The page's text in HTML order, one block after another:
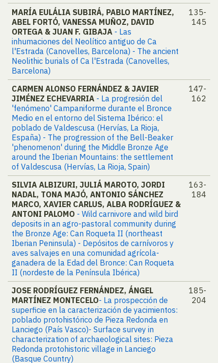
MARÍA EULÁLIA SUBIRÁ, PABLO MARTÍNEZ,
ABEL FORTÓ, VANESSA MUÑOZ, DAVID
ORTEGA & JUAN F. GIBAJA - Las
inhumaciones del Neolítico antiguo de Ca
l'Estrada (Canovelles, Barcelona) - The ancient
Neolithic burials of Ca l'Estrada (Canovelles,
Barcelona)
135-
145
CARMEN ALONSO FERNÁNDEZ & JAVIER
JIMÉNEZ ECHEVARRIA - La progresión del
'fenómeno' Campaniforme durante el Bronce
Medio en el entorno del Sistema Ibérico: el
poblado de Valdescusa (Hervías, La Rioja,
España) - The progression of the Bell-Beaker
'phenomenon' during the Middle Bronze Age
around the Iberian Mountains: the settlement
of Valdescusa (Hervías, La Rioja, Spain)
147-
162
SILVIA ALBIZURI, JULIÁ MAROTO, JORDI
NADAL, TONA MAJÓ, ANTONIO SÁNCHEZ
MARCO, XAVIER CARLUS, ALBA RODRÍGUEZ &
ANTONI PALOMO - Wild carnivore and wild bird
deposits in an agro-pastoral community during
the Bronze Age: Can Roqueta II (northeast
Iberian Peninsula) - Depósitos de carnívoros y
aves salvajes en una comunidad agrícola-
ganadera de la Edad del Bronce: Can Roqueta
II (nordeste de la Península Ibérica)
163-
184
JOSE RODRÍGUEZ FERNÁNDEZ, ÁNGEL
MARTÍNEZ MONTECELO- La prospección de
superficie en la caracterización de yacimientos:
poblado protohistórico de Pieza Redonda en
Lanciego (País Vasco)- Surface survey in
characterization of archaeological sites: Pieza
Redonda protohistoric village in Lanciego
(Basque Country)
185-
204